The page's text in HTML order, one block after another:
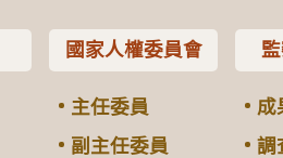
國家人權委員會
主任委員
副主任委員
成
調